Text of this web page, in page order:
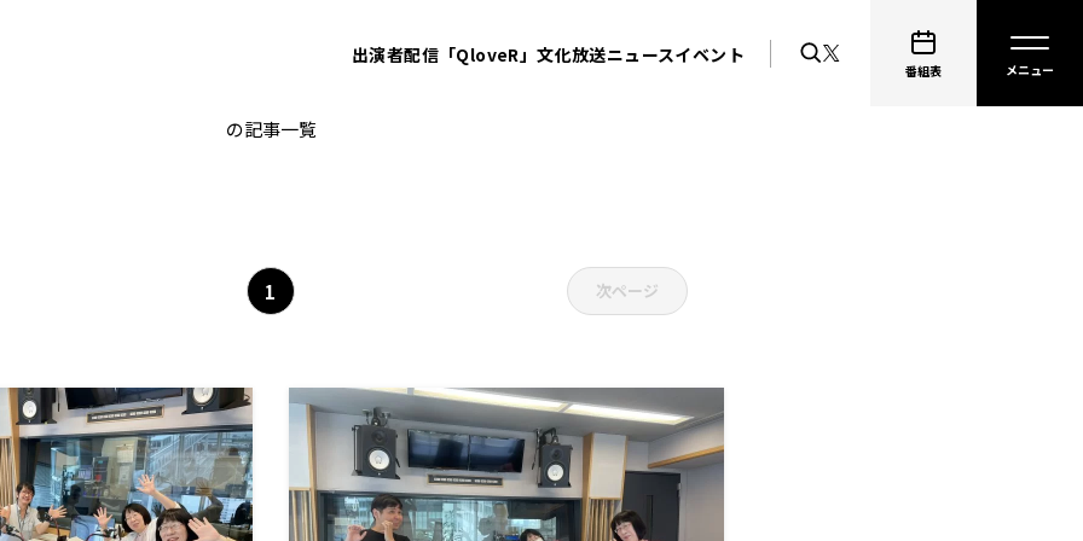
出演者配信「QloveR」文化放送ニュースイベント
番組表
ガンバレルーヤ
の記事一覧
1 次ページ